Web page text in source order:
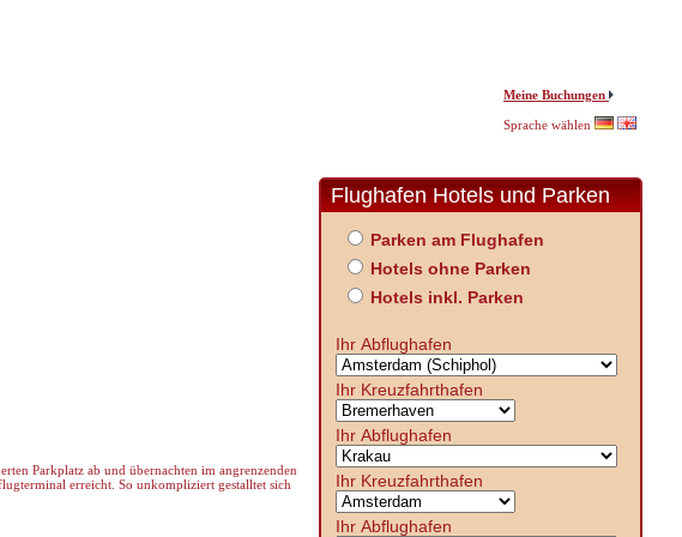
Parkplatz ab und übernachten im angrenzenden
erreicht. So unkompliziert gestalltet sich
Meine Buchungen
Sprache wählen
Flughafen Hotels und Parken
Parken am Flughafen
Hotels ohne Parken
Hotels inkl. Parken
Ihr Abflughafen
Ihr Kreuzfahrthafen
Ihr Abflughafen
Ihr Kreuzfahrthafen
Ihr Abflughafen